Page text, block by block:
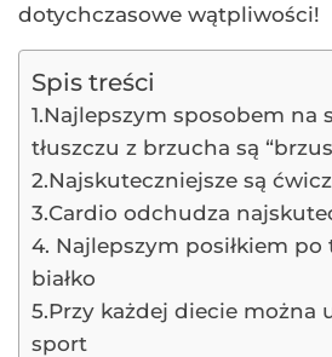
dotychczasowe wątpliwości!
Spis treści
1.Najlepszym sposobem na
tłuszczu z brzucha są
2.Najskuteczniejsze są
3.Cardio odchudza
4. Najlepszym posiłkiem
białko
5.Przy każdej diecie można
sport